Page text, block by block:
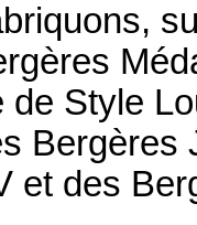
de Style
Bergères
et des